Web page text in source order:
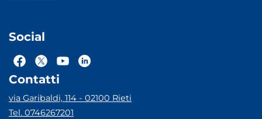
Social
Contatti
via Garibaldi, 114 - 02100 Rieti
Tel. 0746267201